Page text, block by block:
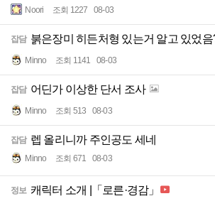
Noori 조회 1227 08-03
잡담 붉은장미 히든처형 있는거 알고 있었음
Minno 조회 1141 08-03
잡담 어딘가 이상한 단서 조사
Minno 조회 513 08-03
잡담 렙 올리니까 주인공도 세네
Minno 조회 671 08-03
정보 캐릭터 소개 |「로른·경감」